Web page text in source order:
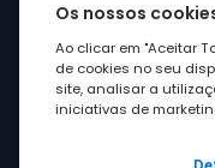
A Moloni faz parte do
Os nossos
Ao clicar em "Aceitar
de cookies no seu
site, analisar a
iniciativas de